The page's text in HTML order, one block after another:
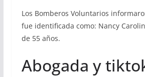
Los Bomberos Voluntarios
fue identificada como: Nancy
de 55 años.
Abogada y